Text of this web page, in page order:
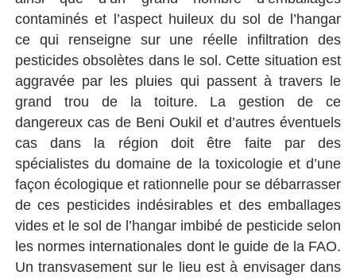
contaminés et l’aspect huileux du sol de l’hangar
ce qui renseigne sur une réelle infiltration des
pesticides obsolètes dans le sol. Cette situation est
aggravée par les pluies qui passent à travers le
grand trou de la toiture. La gestion de ce
dangereux cas de Beni Oukil et d’autres éventuels
cas dans la région doit être faite par des
spécialistes du domaine de la toxicologie et d’une
façon écologique et rationnelle pour se débarrasser
de ces pesticides indésirables et des emballages
vides et le sol de l’hangar imbibé de pesticide selon
les normes internationales dont le guide de la FAO.
Un transvasement sur le lieu est à envisager dans